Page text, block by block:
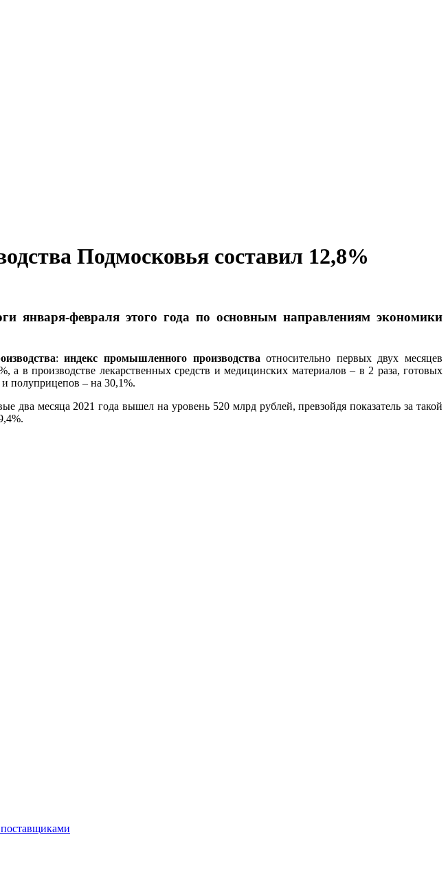
Подмосковья составил 12,8%
января-февраля этого года по основным направлениям экономики
:индекс промышленного производства относительно первых двух месяцев
а в производстве лекарственных средств и медицинских материалов – в 2 раза, готовых
полуприцепов – на 30,1%.
месяца 2021 года вышел на уровень 520 млрд рублей, превзойдя показатель за такой